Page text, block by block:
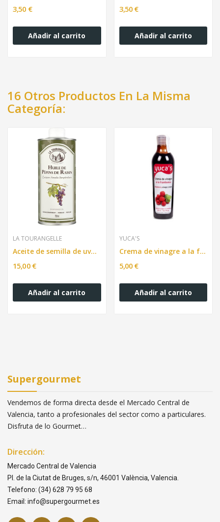
3,50 €
Añadir al carrito
3,50 €
Añadir al carrito
16 Otros Productos En La Misma
Categoría:
LA TOURANGELLE
Aceite de semilla de uva, La Tourangelle - 750ml
15,00 €
Añadir al carrito
YUCA'S
Crema de vinagre a la frambuesa YUCA'S 250ML
5,00 €
Añadir al carrito
Supergourmet
Vendemos de forma directa desde el Mercado Central de
Valencia, tanto a profesionales del sector como a particulares.
Disfruta de lo Gourmet…
Dirección:
Mercado Central de Valencia
Pl. de la Ciutat de Bruges, s/n, 46001 València, Valencia.
Telefono: (34) 628 79 95 68
Email: info@supergourmet.es